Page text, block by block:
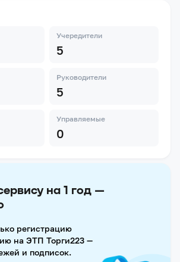
Учередители
5
Руководители
5
Управляемые
0
на 1 год —
регистрацию
на ЭТП Торги223 —
и подписок.